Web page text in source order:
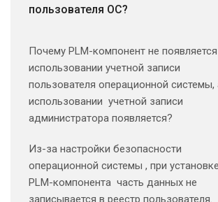
пользователя ОС?
Почему PLM-компонент не
использовании учетной записи
пользователя операционной системы,
использовании учетной записи
администратора появляется?
Из-за настройки безопасности
операционной системы , при установке
PLM-компонента часть данных не
записывается в реестр пользователя.